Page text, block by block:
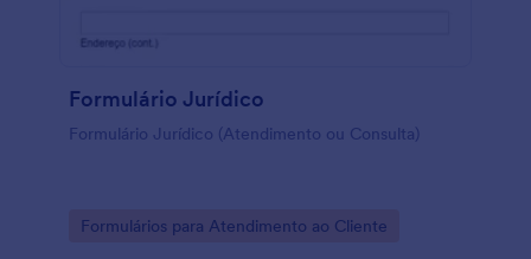
Formulário Jurídico
Formulário Jurídico (Atendimento ou Consulta)
Go to Category:
Formulários para Atendimento ao Cliente